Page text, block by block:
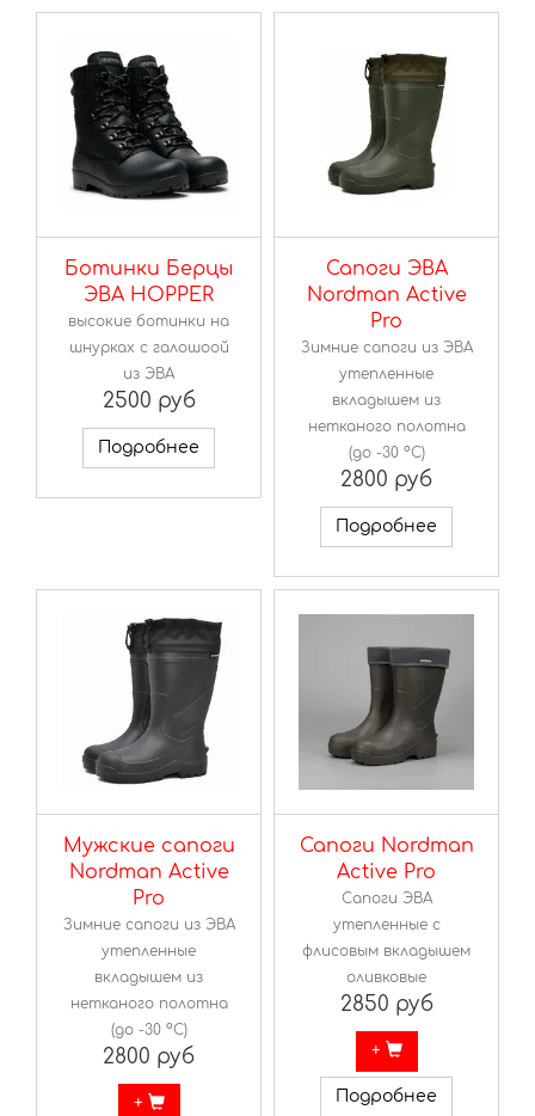
Ботинки Берцы
ЭВА HOPPER
высокие ботинки на
шнурках с галошоой
из ЭВА
2500 руб
Подробнее
Сапоги ЭВА
Nordman Active
Pro
Зимние сапоги из ЭВА
утепленные
вкладышем из
нетканого полотна
(до -30 ºС)
2800 руб
Подробнее
Мужские сапоги
Nordman Active
Pro
Зимние сапоги из ЭВА
утепленные
вкладышем из
нетканого полотна
(до -30 ºС)
2800 руб
+
Сапоги Nordman
Active Pro
Сапоги ЭВА
утепленные с
флисовым вкладышем
оливковые
2850 руб
+
Подробнее